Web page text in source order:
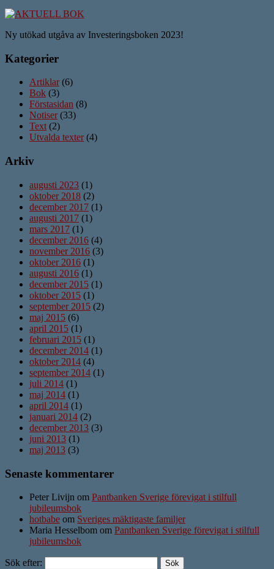
Ny utökad utgåva av Investeringsboken 2023!
Kategorier
Artiklar(6)
Bok (3)
Förstasidan (8)
Notiser(33)
Text(2)
Utvalda texter(4)
Arkiv
augusti 2023 (1)
oktober 2018 (2)
december 2017 (1)
augusti 2017 (1)
mars 2017 (1)
december 2016 (4)
november 2016 (3)
oktober 2016 (1)
augusti 2016 (1)
december 2015 (1)
oktober 2015 (1)
september 2015 (2)
maj 2015 (6)
april 2015 (1)
februari 2015 (1)
december 2014 (1)
oktober 2014 (4)
september 2014 (1)
juli 2014 (1)
maj 2014 (1)
april 2014 (1)
januari 2014 (2)
december 2013 (3)
juni 2013 (1)
maj 2013 (3)
Senaste kommentarer
Peter Livijn om Pantbanken Sverige förevigat i stilfull
jubileumsbok
hotbabe om Sveriges mäktigaste familjer
Maria Hesselbom om Pantbanken Sverige förevigat i stilfull
jubileumsbok
Sök efter: